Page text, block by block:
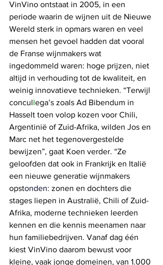
VinVino ontstaat in 2005, in een
periode waarin de wijnen uit de Nieuwe
Wereld sterk in opmars waren en veel
mensen het gevoel hadden dat vooral
de Franse wijnmakers wat
ingedommeld waren: hoge prijzen, niet
altijd in verhouding tot de kwaliteit, en
weinig innovatieve technieken. “Terwijl
concullega’s zoals Ad Bibendum in
Hasselt toen volop kozen voor Chili,
Argentinië of Zuid-Afrika, wilden Jos en
Marc net het tegenovergestelde
bewijzen”, gaat Koen verder. “Ze
geloofden dat ook in Frankrijk en Italië
een nieuwe generatie wijnmakers
opstonden: zonen en dochters die
stages liepen in Australië, Chili of Zuid-
Afrika, moderne technieken leerden
kennen en die kennis meenamen naar
hun familiebedrijven. Vanaf dag één
kiest VinVino daarom bewust voor
kleine, vaak jonge domeinen, van 1.000